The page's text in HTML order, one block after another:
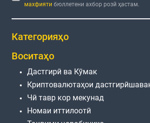
махфияти бюллетени ахбор розӣ ҳастам.
Категорияҳо
Воситаҳо
Дастгирӣ ва Кӯмак
Криптовалютаҳои
Чӣ тавр кор мекунад
Номаи иттилоотӣ